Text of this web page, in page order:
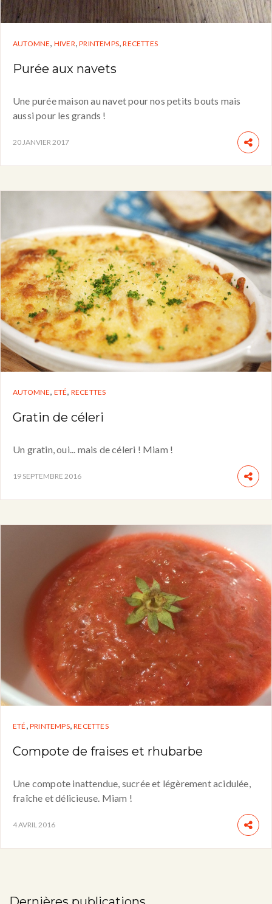
AUTOMNE, HIVER,PRINTEMPS,RECETTES
Purée aux navets
Une purée maison au navet pour nos petits bouts mais
aussi pour les grands !
20 JANVIER 2017
AUTOMNE, ETÉ, RECETTES
Gratin de céleri
Un gratin, oui... mais de céleri ! Miam !
19 SEPTEMBRE 2016
ETÉ ,PRINTEMPS,RECETTES
Compote de fraises et rhubarbe
Une compote inattendue, sucrée et légèrement acidulée,
fraîche et délicieuse. Miam !
4 AVRIL 2016